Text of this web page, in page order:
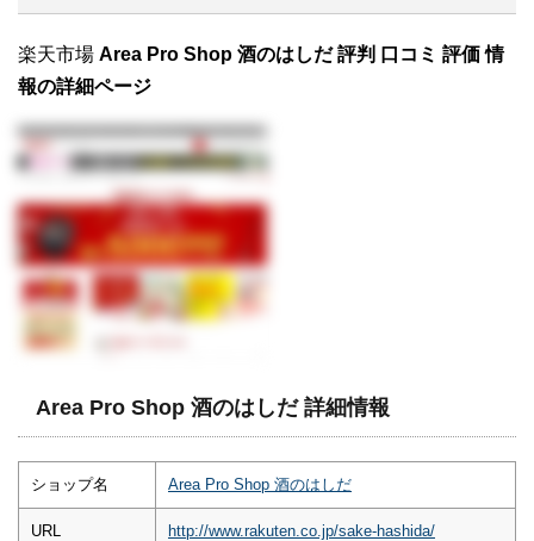
楽天市場 Area Pro Shop 酒のはしだ 評判 口コミ 評価 情
報の詳細ページ
Area Pro Shop 酒のはしだ 詳細情報
ショップ名 Area Pro Shop 酒のはしだ
URL http://www.rakuten.co.jp/sake-hashida/